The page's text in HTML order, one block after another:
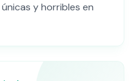
y horribles en